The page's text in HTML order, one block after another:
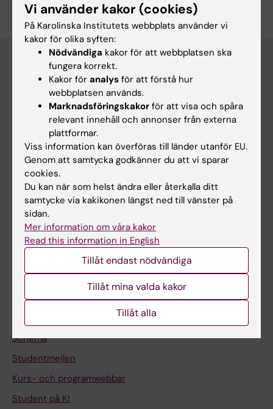
Huvudmeny
Utbildning
Forskarutbildning
Forskning
Om KI
På gång
Nyheter
Kalender
Student
Ladok
Schema
Studentmejlen
Kurs- och programwebbar
Student på KI
Vi använder kakor (cookies)
På Karolinska Institutets webbplats använder vi
kakor för olika syften:
Nödvändiga kakor för att webbplatsen ska
fungera korrekt.
Kakor för analys för att förstå hur
webbplatsen används.
Marknadsföringskakor för att visa och spåra
relevant innehåll och annonser från externa
plattformar.
Viss information kan överföras till länder utanför EU.
Genom att samtycka godkänner du att vi sparar
cookies.
Du kan när som helst ändra eller återkalla ditt
samtycke via kakikonen längst ned till vänster på
sidan.
Mer information om våra kakor
Read this information in English
Tillåt endast nödvändiga
Tillåt mina valda kakor
Tillåt alla